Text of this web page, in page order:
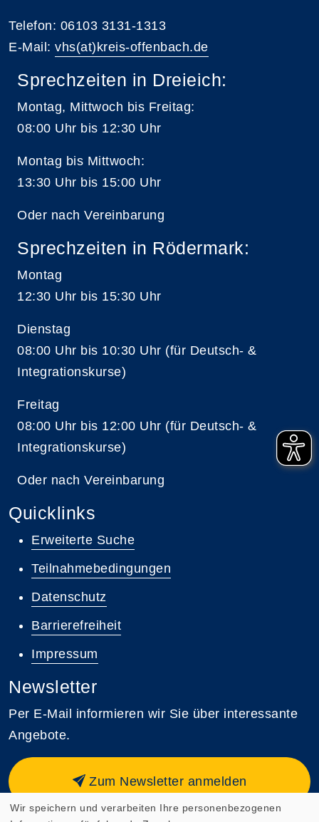
Telefon: 06103 3131-1313
E-Mail: vhs(at)kreis-offenbach.de
Sprechzeiten in Dreieich:
Montag, Mittwoch bis Freitag:
08:00 Uhr bis 12:30 Uhr
Montag bis Mittwoch:
13:30 Uhr bis 15:00 Uhr
Oder nach Vereinbarung
Sprechzeiten in Rödermark:
Montag
12:30 Uhr bis 15:30 Uhr
Dienstag
08:00 Uhr bis 10:30 Uhr (für Deutsch- &
Integrationskurse)
Freitag
08:00 Uhr bis 12:00 Uhr (für Deutsch- &
Integrationskurse)
Oder nach Vereinbarung
Quicklinks
Erweiterte Suche
Teilnahmebedingungen
Datenschutz
Barrierefreiheit
Impressum
Newsletter
Per E-Mail informieren wir Sie über interessante
Angebote.
Zum Newsletter anmelden
Wir speichern und verarbeiten Ihre personenbezogenen